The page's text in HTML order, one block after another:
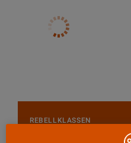
REBELLKLASSEN